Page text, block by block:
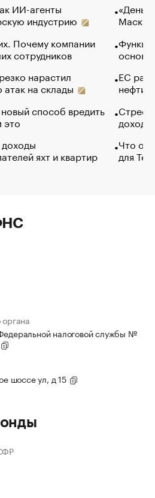
ИИ-агенты
индустрию
Почему компании
сотрудников
нарастил
на склады
способ вредить
это
яхт и квартир
Маск в
основ
ЕС
нефти
Что
для
налоговой службы №
шоссе ул, д 15